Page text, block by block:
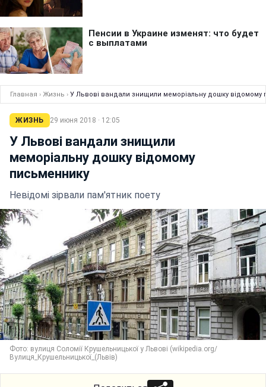
Главная › Жизнь › У Львові вандали знищили меморіальну дошку відомому
ЖИЗНЬ 29 июня 2018 · 12:05
У Львові вандали знищили
меморіальну дошку відомому
письменнику
Невідомі зірвали пам'ятник поету
Фото: вулиця Соломії Крушельницької у Львові (wikipedia.org/
Вулиця_Крушельницької_(Львів)